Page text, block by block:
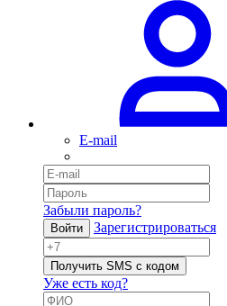
E-mail
Забыли пароль?
Войти Зарегистрироваться
Получить SMS с кодом
Уже есть код?